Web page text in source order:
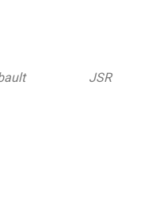
JSR